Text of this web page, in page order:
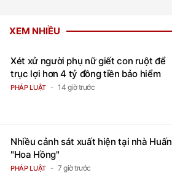
XEM NHIỀU
Xét xử người phụ nữ giết con ruột để
trục lợi hơn 4 tỷ đồng tiền bảo hiểm
PHÁP LUẬT 14 giờ trước
Nhiều cảnh sát xuất hiện tại nhà Huấn
"Hoa Hồng"
PHÁP LUẬT 7 giờ trước